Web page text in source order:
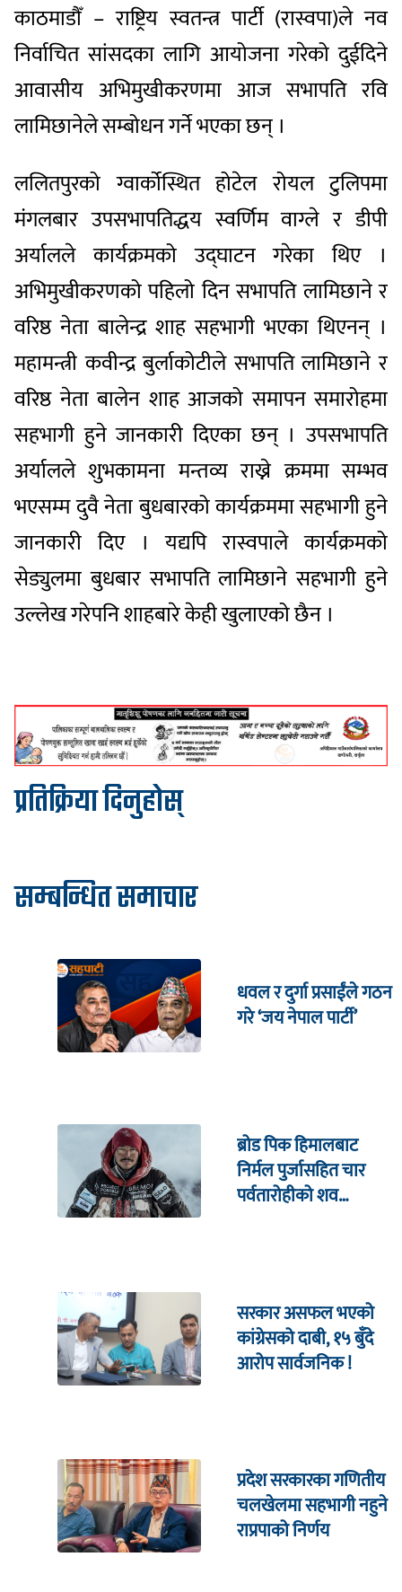
काठमाडौँ – राष्ट्रिय स्वतन्त्र पार्टी (रास्वपा)ले नव
निर्वाचित सांसदका लागि आयोजना गरेको दुईदिने
आवासीय अभिमुखीकरणमा आज सभापति रवि
लामिछानेले सम्बोधन गर्ने भएका छन् ।
ललितपुरको ग्वार्कोस्थित होटेल रोयल टुलिपमा
मंगलबार उपसभापतिद्धय स्वर्णिम वाग्ले र डीपी
अर्यालले कार्यक्रमको उद्घाटन गरेका थिए ।
अभिमुखीकरणको पहिलो दिन सभापति लामिछाने र
वरिष्ठ नेता बालेन्द्र शाह सहभागी भएका थिएनन् ।
महामन्त्री कवीन्द्र बुर्लाकोटीले सभापति लामिछाने र
वरिष्ठ नेता बालेन शाह आजको समापन समारोहमा
सहभागी हुने जानकारी दिएका छन् । उपसभापति
अर्यालले शुभकामना मन्तव्य राख्ने क्रममा सम्भव
भएसम्म दुवै नेता बुधबारको कार्यक्रममा सहभागी हुने
जानकारी दिए । यद्यपि रास्वपाले कार्यक्रमको
सेड्युलमा बुधबार सभापति लामिछाने सहभागी हुने
उल्लेख गरेपनि शाहबारे केही खुलाएको छैन ।
प्रतिक्रिया दिनुहोस्
सम्बन्धित समाचार
धवल र दुर्गा प्रसाईंले गठन
गरे ‘जय नेपाल पार्टी’
ब्रोड पिक हिमालबाट
निर्मल पुर्जासहित चार
पर्वतारोहीको शव
सरकार असफल भएको
कांग्रेसको दाबी, १५ बुँदे
आरोप सार्वजनिक !
प्रदेश सरकारका गणितीय
चलखेलमा सहभागी नहुने
राप्रपाको निर्णय